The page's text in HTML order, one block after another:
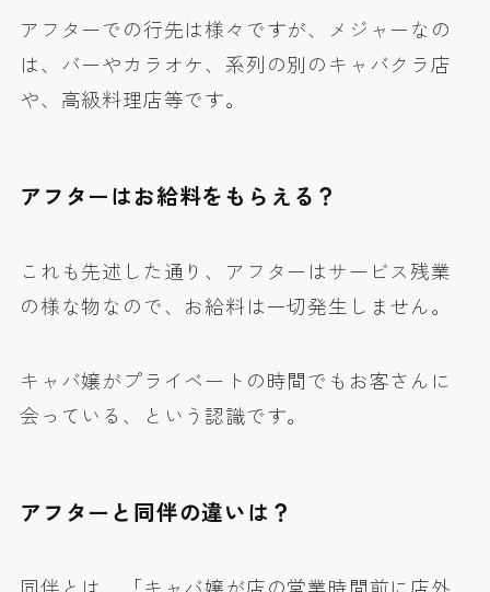
アフターでの行先は様々ですが、メジャーなの
は、バーやカラオケ、系列の別のキャバクラ店
や、高級料理店等です。
アフターはお給料をもらえる？
これも先述した通り、アフターはサービス残業
の様な物なので、お給料は一切発生しません。
キャバ嬢がプライベートの時間でもお客さんに
会っている、という認識です。
アフターと同伴の違いは？